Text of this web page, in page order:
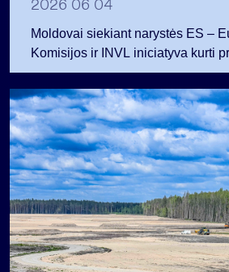
2026 06 04
Moldovai siekiant narystės ES –
Komisijos ir INVL iniciatyva kurti
kapitalo fondą